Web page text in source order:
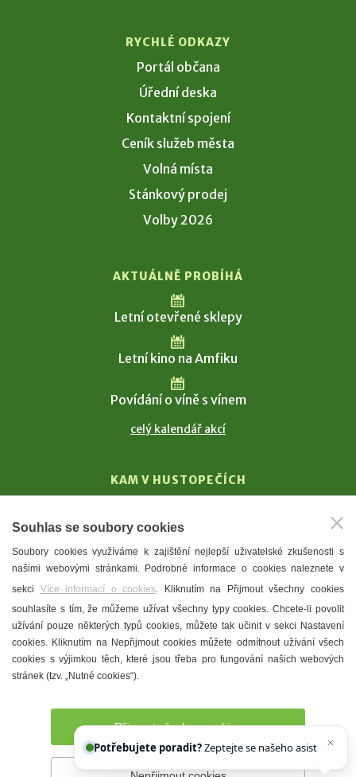
RYCHLÉ ODKAZY
Portál občana
Úřední deska
Kontaktní spojení
Ceník služeb města
Volná místa
Stánkový prodej
Volby 2026
AKTUÁLNĚ PROBÍHÁ
Letní otevřené sklepy
Letní kino na Amfiku
Povídání o víně s vínem
celý kalendář akcí
KAM V HUSTOPEČÍCH
T. G. Masaryk
Mandloně
Ubytování
Restaurace
Městské muzeum a galerie
Denní meníčka
Souhlas se soubory cookies
Soubory cookies využíváme k zajištění nejlepší uživatelské zkušenosti s
našimi webovými stránkami. Podrobné informace o cookies naleznete v
sekci Více informací o cookies. Kliknutím na Přijmout všechny cookies
souhlasíte s tím, že můžeme užívat všechny typy cookies. Chcete-li povolit
užívání pouze některých typů cookies, můžete tak učinit v sekci Nastavení
cookies. Kliknutím na Nepřijmout cookies můžete odmítnout užívání všech
cookies s výjimkou těch, které jsou třeba pro fungování našich webových
stránek (tzv. „Nutné cookies“).
Přijmout všechny cookies
Potřebujete poradit?
Chettyho.